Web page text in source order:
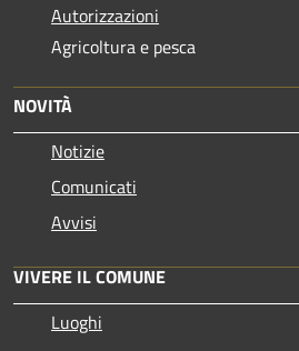
Autorizzazioni
Agricoltura e pesca
NOVITÀ
Notizie
Comunicati
Avvisi
VIVERE IL COMUNE
Luoghi